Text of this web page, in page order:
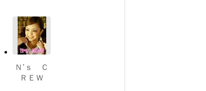
Ｎ’ｓ Ｃ
ＲＥＷ